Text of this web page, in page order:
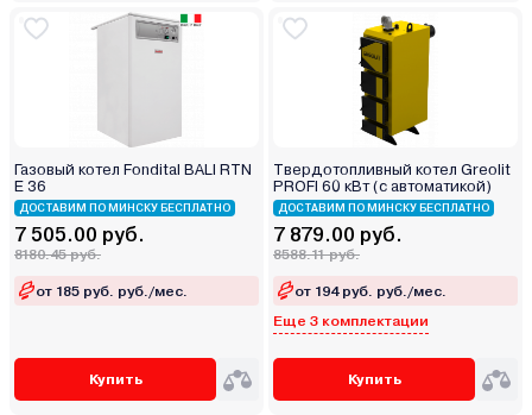
Газовый котел Fondital BALI RTN
E 36
ДОСТАВИМ ПО МИНСКУ БЕСПЛАТНО
7 505.00 руб.
8180.45 руб.
от 185 руб. руб./мес.
Купить
Твердотопливный котел Greolit
PROFI 60 кВт (с автоматикой)
ДОСТАВИМ ПО МИНСКУ БЕСПЛАТНО
7 879.00 руб.
8588.11 руб.
от 194 руб. руб./мес.
Еще 3 комплектации
Купить